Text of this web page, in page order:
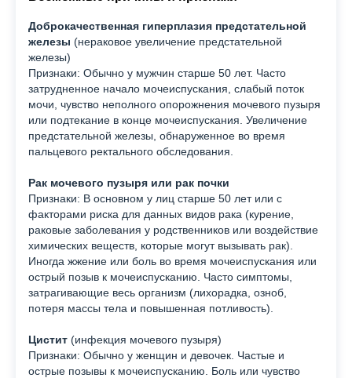
Доброкачественная гиперплазия предстательной
железы (нераковое увеличение предстательной
железы)
Признаки: Обычно у мужчин старше 50 лет. Часто
затрудненное начало мочеиспускания, слабый поток
мочи, чувство неполного опорожнения мочевого пузыря
или подтекание в конце мочеиспускания. Увеличение
предстательной железы, обнаруженное во время
пальцевого ректального обследования.
Рак мочевого пузыря или рак почки
Признаки: В основном у лиц старше 50 лет или с
факторами риска для данных видов рака (курение,
раковые заболевания у родственников или воздействие
химических веществ, которые могут вызывать рак).
Иногда жжение или боль во время мочеиспускания или
острый позыв к мочеиспусканию. Часто симптомы,
затрагивающие весь организм (лихорадка, озноб,
потеря массы тела и повышенная потливость).
Цистит (инфекция мочевого пузыря)
Признаки: Обычно у женщин и девочек. Частые и
острые позывы к мочеиспусканию. Боль или чувство